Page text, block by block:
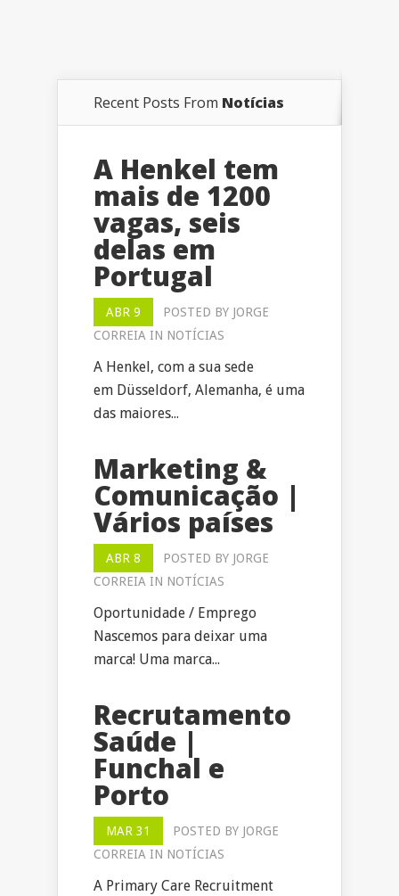
Recent Posts From Notícias
A Henkel tem
mais de 1200
vagas, seis
delas em
Portugal
ABR 9 POSTED BY JORGE
CORREIA IN NOTÍCIAS
A Henkel, com a sua sede
em Düsseldorf, Alemanha, é uma
das maiores...
Marketing &
Comunicação |
Vários países
ABR 8 POSTED BY JORGE
CORREIA IN NOTÍCIAS
Oportunidade / Emprego
Nascemos para deixar uma
marca! Uma marca...
Recrutamento
Saúde |
Funchal e
Porto
MAR 31 POSTED BY JORGE
CORREIA IN NOTÍCIAS
A Primary Care Recruitment